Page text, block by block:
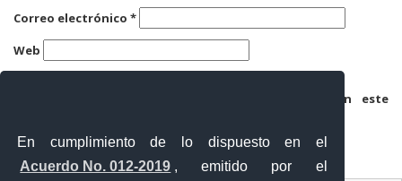
En cumplimiento de lo dispuesto en el
Acuerdo No. 012-2019 , emitido por el
Correo electrónico *
Web
Guarda mi nombre, correo electrónico y web en este